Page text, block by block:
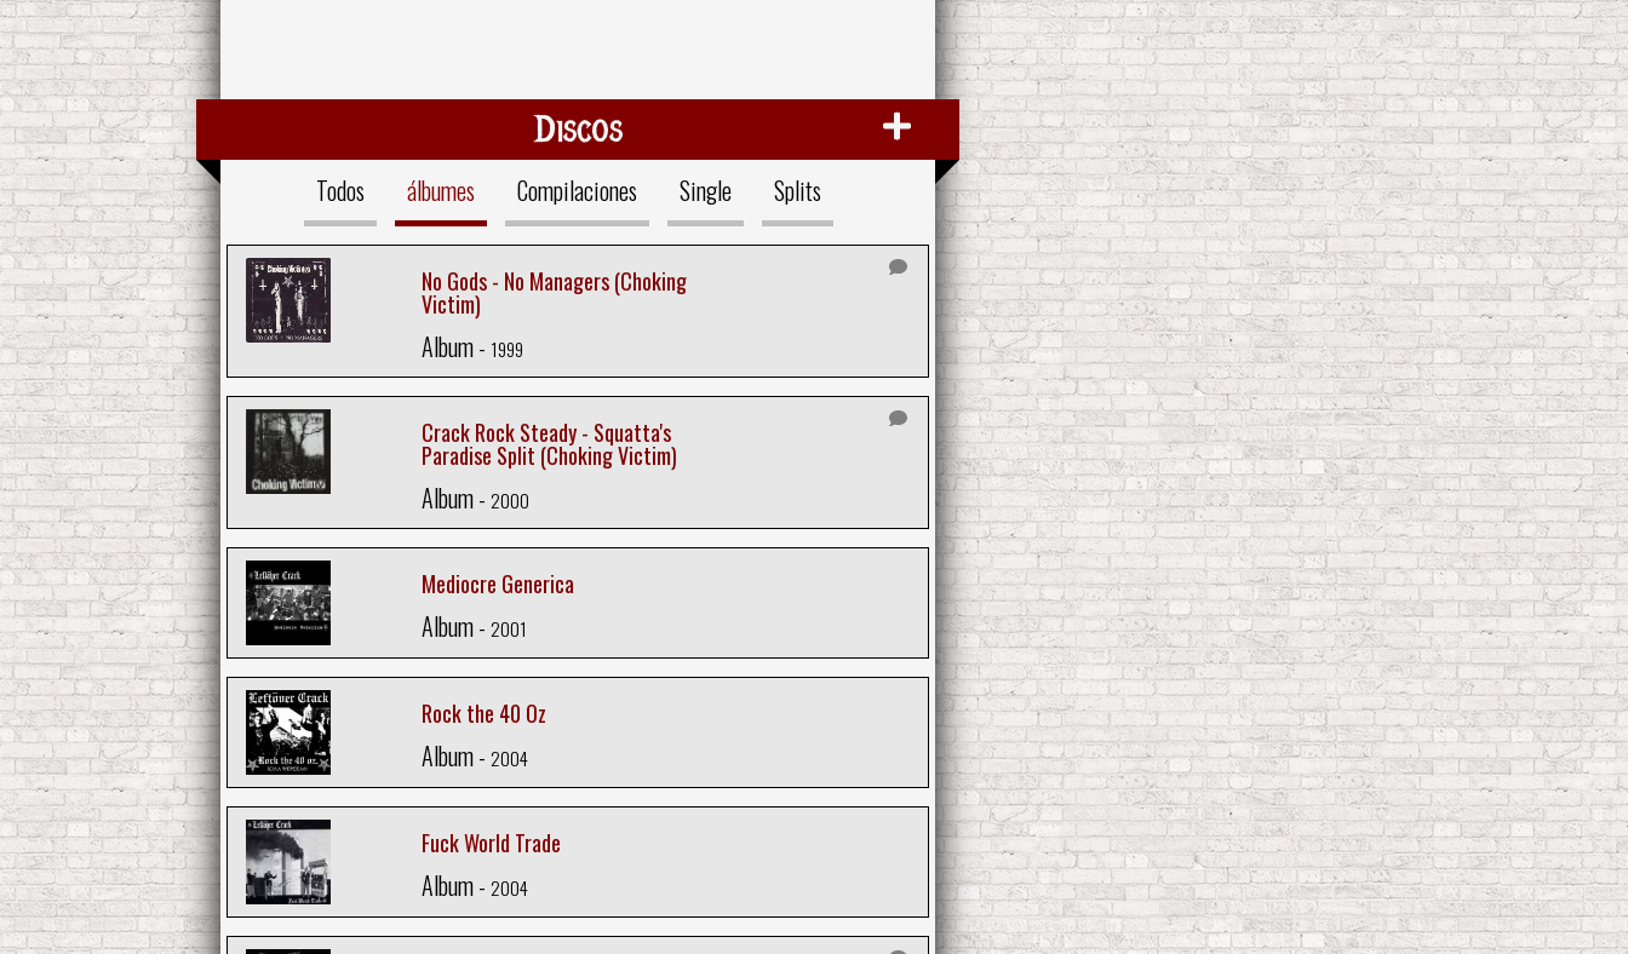
Discos
Todos álbumes Compilaciones Single Splits
No Gods - No Managers (Choking
Victim)
Album - 1999
Crack Rock Steady - Squatta's
Paradise Split (Choking Victim)
Album - 2000
Mediocre Generica
Album - 2001
Rock the 40 Oz
Album - 2004
Fuck World Trade
Album - 2004